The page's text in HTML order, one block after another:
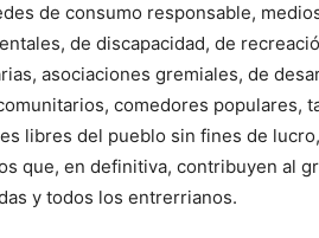
de consumo responsable,
de discapacidad, de
asociaciones gremiales, de
comedores populares,
libres del pueblo sin fines de
que, en definitiva, contribuyen al
y todos los entrerrianos.